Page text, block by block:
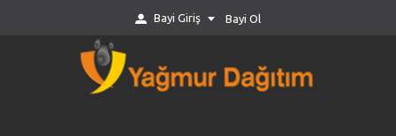
Bayi Giriş Bayi Ol